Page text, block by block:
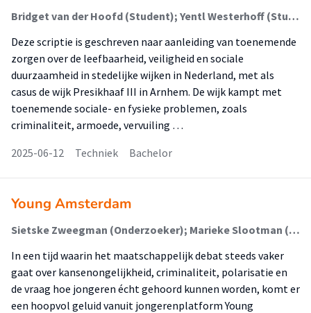
Bridget van der Hoofd (Student); Yentl Westerhoff (Student); Dave van den Berg (Begeleider); Marcel Tabak (Begeleider)
Deze scriptie is geschreven naar aanleiding van toenemende
zorgen over de leefbaarheid, veiligheid en sociale
duurzaamheid in stedelijke wijken in Nederland, met als
casus de wijk Presikhaaf III in Arnhem. De wijk kampt met
toenemende sociale- en fysieke problemen, zoals
criminaliteit, armoede, vervuiling …
2025-06-12
Techniek Bachelor
Young Amsterdam
Sietske Zweegman (Onderzoeker); Marieke Slootman (Associate Lector); Sarah Uitman (Onderzoeker)
In een tijd waarin het maatschappelijk debat steeds vaker
gaat over kansenongelijkheid, criminaliteit, polarisatie en
de vraag hoe jongeren écht gehoord kunnen worden, komt er
een hoopvol geluid vanuit jongerenplatform Young